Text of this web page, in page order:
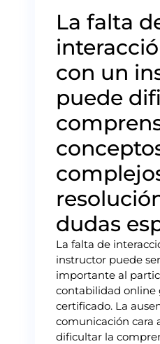
La falta
con un
puede
dudas
La falta de
instructor puede
importante al
contabilidad online
certificado. La
comunicación cara
dificultar la